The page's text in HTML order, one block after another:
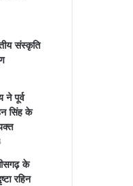
संस्कृति
ने पूर्व
सिंह के
के
रहिन